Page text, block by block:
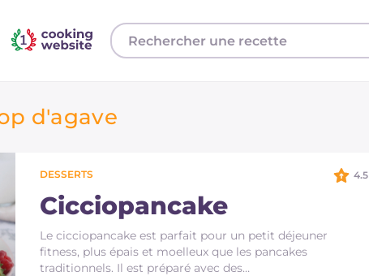
d'agave
DESSERTS
Cicciopancake
Le cicciopancake est parfait pour un petit déjeuner
fitness, plus épais et moelleux que les pancakes
traditionnels. Il est préparé avec des…
4.5